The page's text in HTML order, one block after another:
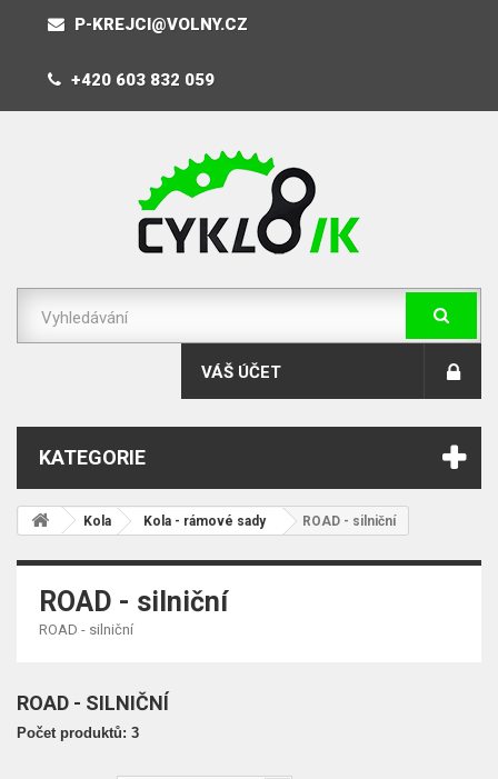
P-KREJCI@VOLNY.CZ
+420 603 832 059
VÁŠ ÚČET
KATEGORIE
Kola Kola - rámové sady ROAD - silniční
ROAD - silniční
ROAD - silniční
ROAD - SILNIČNÍ
Počet produktů: 3